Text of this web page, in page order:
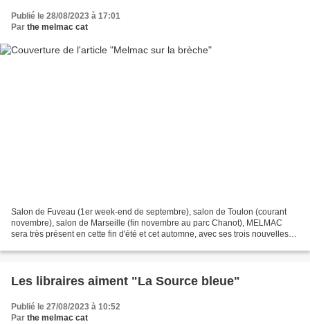
Publié le 28/08/2023 à 17:01
Par the melmac cat
Salon de Fuveau (1er week-end de septembre), salon de Toulon (courant
novembre), salon de Marseille (fin novembre au parc Chanot), MELMAC
sera très présent en cette fin d'été et cet automne, avec ses trois nouvelles
Les libraires aiment "La Source bleue"
Publié le 27/08/2023 à 10:52
Par the melmac cat